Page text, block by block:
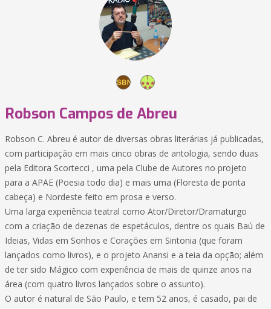
Robson Campos de Abreu
Robson C. Abreu é autor de diversas obras literárias já publicadas,
com participação em mais cinco obras de antologia, sendo duas
pela Editora Scortecci , uma pela Clube de Autores no projeto
para a APAE (Poesia todo dia) e mais uma (Floresta de ponta
cabeça) e Nordeste feito em prosa e verso.
Uma larga experiência teatral como Ator/Diretor/Dramaturgo
com a criação de dezenas de espetáculos, dentre os quais Baú de
Ideias, Vidas em Sonhos e Corações em Sintonia (que foram
lançados como livros), e o projeto Anansi e a teia da opção; além
de ter sido Mágico com experiência de mais de quinze anos na
área (com quatro livros lançados sobre o assunto).
O autor é natural de São Paulo, e tem 52 anos, é casado, pai de